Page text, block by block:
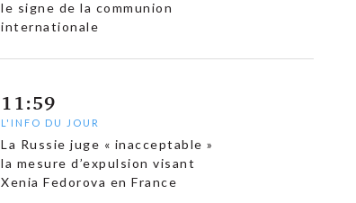
le signe de la communion
internationale
11:59
L'INFO DU JOUR
La Russie juge « inacceptable »
la mesure d’expulsion visant
Xenia Fedorova en France